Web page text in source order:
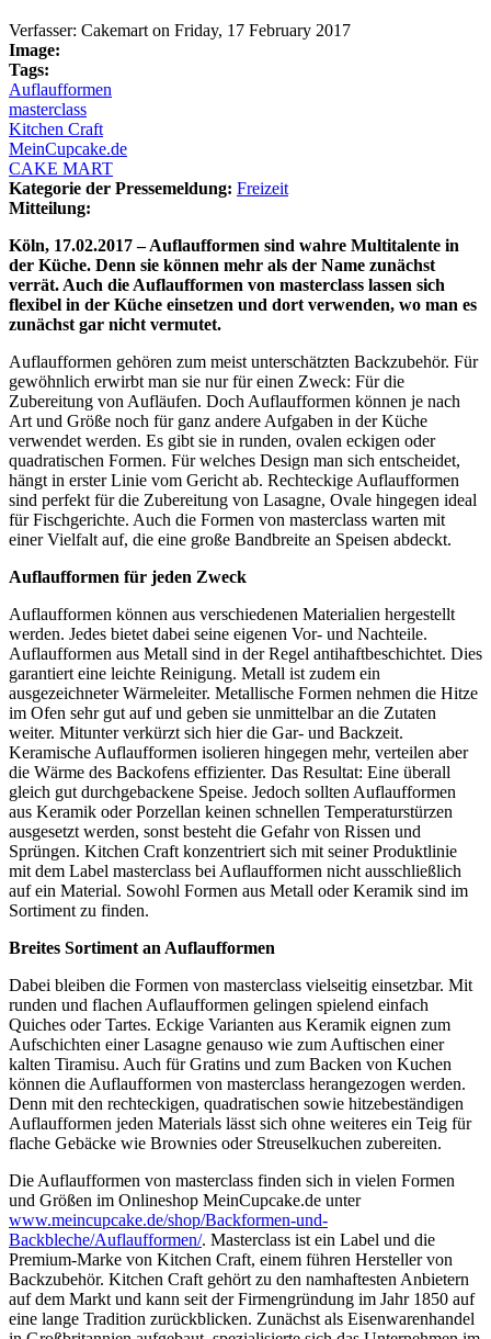
Verfasser: Cakemart on Friday, 17 February 2017
Image:
Tags:
Auflaufformen
masterclass
Kitchen Craft
MeinCupcake.de
CAKE MART
Kategorie der Pressemeldung: Freizeit
Mitteilung:
Köln, 17.02.2017 – Auflaufformen sind wahre Multitalente in
der Küche. Denn sie können mehr als der Name zunächst
verrät. Auch die Auflaufformen von masterclass lassen sich
flexibel in der Küche einsetzen und dort verwenden, wo man es
zunächst gar nicht vermutet.
Auflaufformen gehören zum meist unterschätzten Backzubehör. Für
gewöhnlich erwirbt man sie nur für einen Zweck: Für die
Zubereitung von Aufläufen. Doch Auflaufformen können je nach
Art und Größe noch für ganz andere Aufgaben in der Küche
verwendet werden. Es gibt sie in runden, ovalen eckigen oder
quadratischen Formen. Für welches Design man sich entscheidet,
hängt in erster Linie vom Gericht ab. Rechteckige Auflaufformen
sind perfekt für die Zubereitung von Lasagne, Ovale hingegen ideal
für Fischgerichte. Auch die Formen von masterclass warten mit
einer Vielfalt auf, die eine große Bandbreite an Speisen abdeckt.
Auflaufformen für jeden Zweck
Auflaufformen können aus verschiedenen Materialien hergestellt
werden. Jedes bietet dabei seine eigenen Vor- und Nachteile.
Auflaufformen aus Metall sind in der Regel antihaftbeschichtet. Dies
garantiert eine leichte Reinigung. Metall ist zudem ein
ausgezeichneter Wärmeleiter. Metallische Formen nehmen die Hitze
im Ofen sehr gut auf und geben sie unmittelbar an die Zutaten
weiter. Mitunter verkürzt sich hier die Gar- und Backzeit.
Keramische Auflaufformen isolieren hingegen mehr, verteilen aber
die Wärme des Backofens effizienter. Das Resultat: Eine überall
gleich gut durchgebackene Speise. Jedoch sollten Auflaufformen
aus Keramik oder Porzellan keinen schnellen Temperaturstürzen
ausgesetzt werden, sonst besteht die Gefahr von Rissen und
Sprüngen. Kitchen Craft konzentriert sich mit seiner Produktlinie
mit dem Label masterclass bei Auflaufformen nicht ausschließlich
auf ein Material. Sowohl Formen aus Metall oder Keramik sind im
Sortiment zu finden.
Breites Sortiment an Auflaufformen
Dabei bleiben die Formen von masterclass vielseitig einsetzbar. Mit
runden und flachen Auflaufformen gelingen spielend einfach
Quiches oder Tartes. Eckige Varianten aus Keramik eignen zum
Aufschichten einer Lasagne genauso wie zum Auftischen einer
kalten Tiramisu. Auch für Gratins und zum Backen von Kuchen
können die Auflaufformen von masterclass herangezogen werden.
Denn mit den rechteckigen, quadratischen sowie hitzebeständigen
Auflaufformen jeden Materials lässt sich ohne weiteres ein Teig für
flache Gebäcke wie Brownies oder Streuselkuchen zubereiten.
Die Auflaufformen von masterclass finden sich in vielen Formen
und Größen im Onlineshop MeinCupcake.de unter
www.meincupcake.de/shop/Backformen-und-
Backbleche/Auflaufformen/. Masterclass ist ein Label und die
Premium-Marke von Kitchen Craft, einem führen Hersteller von
Backzubehör. Kitchen Craft gehört zu den namhaftesten Anbietern
auf dem Markt und kann seit der Firmengründung im Jahr 1850 auf
eine lange Tradition zurückblicken. Zunächst als Eisenwarenhandel